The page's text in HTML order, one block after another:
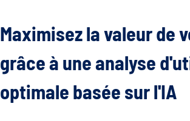
Maximisez la valeur de
grâce à une analyse
optimale basée sur l'IA